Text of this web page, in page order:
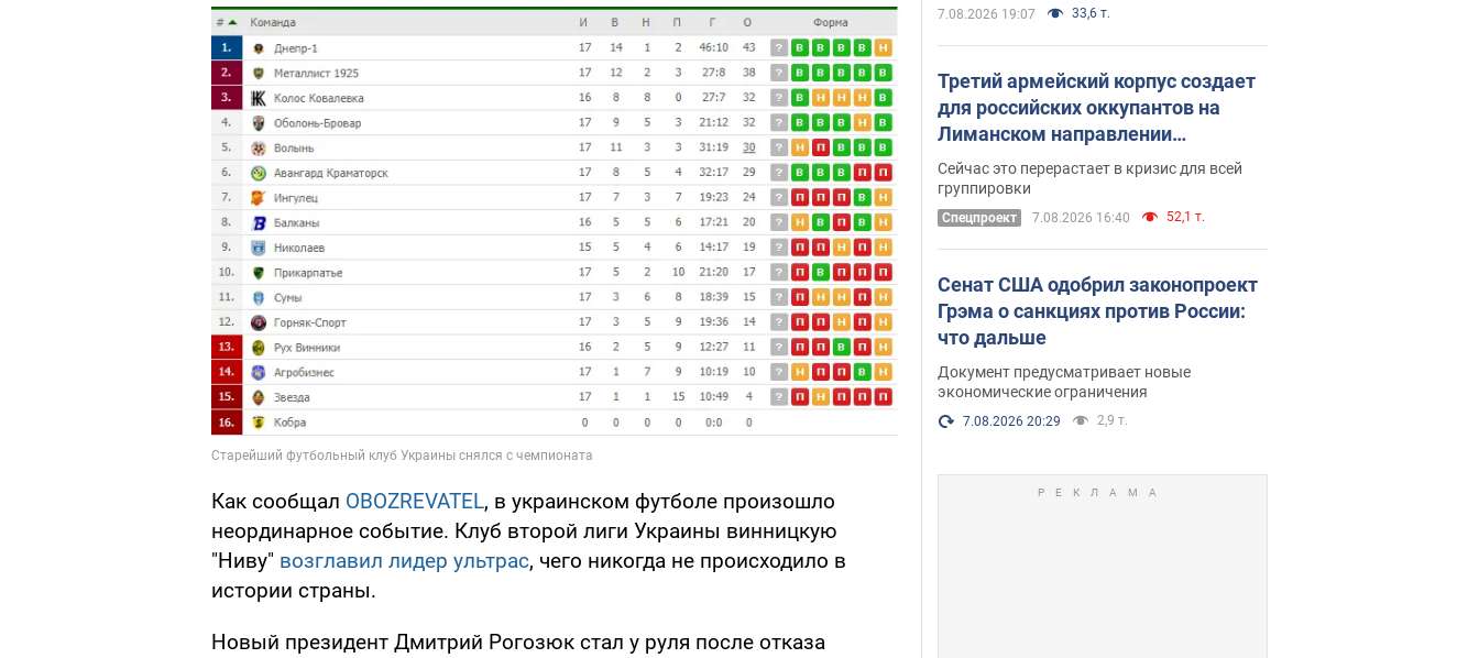
Как сообщал OBOZREVATEL, в украинском футболе произошло
неординарное событие. Клуб второй лиги Украины винницкую
"Ниву" возглавил лидер ультрас, чего никогда не происходило в
истории страны.
Новый президент Дмитрий Рогозюк стал у руля после отказа
7.08.2026 19:07 33,6 т.
Третий армейский корпус создает
для российских оккупантов на
Лиманском направлении
критический дискомфорт: как это
удалось
Сейчас это перерастает в кризис для всей
группировки
Спецпроект 7.08.2026 16:40 52,1 т.
Сенат США одобрил законопроект
Грэма о санкциях против России:
что дальше
Документ предусматривает новые
экономические ограничения
7.08.2026 20:29 2,9 т.